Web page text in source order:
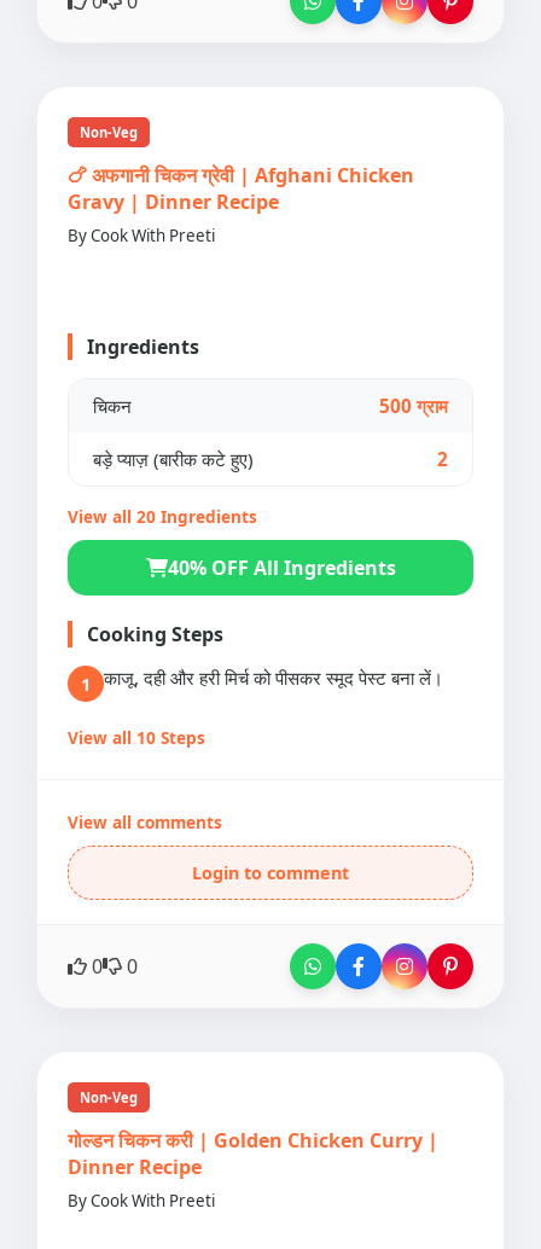
Non-Veg
🍗 अफगानी चिकन ग्रेवी | Afghani Chicken
Gravy | Dinner Recipe
By Cook With Preeti
Ingredients
चिकन 500 ग्राम
बड़े प्याज़ (बारीक कटे हुए) 2
View all 20 Ingredients
40% OFF All Ingredients
Cooking Steps
1 काजू, दही और हरी मिर्च को पीसकर स्मूद पेस्ट बना लें।
View all 10 Steps
View all comments
Login to comment
0 0
Non-Veg
गोल्डन चिकन करी | Golden Chicken Curry |
Dinner Recipe
By Cook With Preeti